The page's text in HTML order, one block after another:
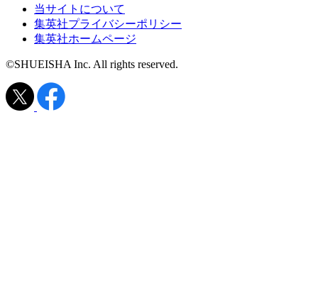
当サイトについて
集英社プライバシーポリシー
集英社ホームページ
©SHUEISHA Inc. All rights reserved.